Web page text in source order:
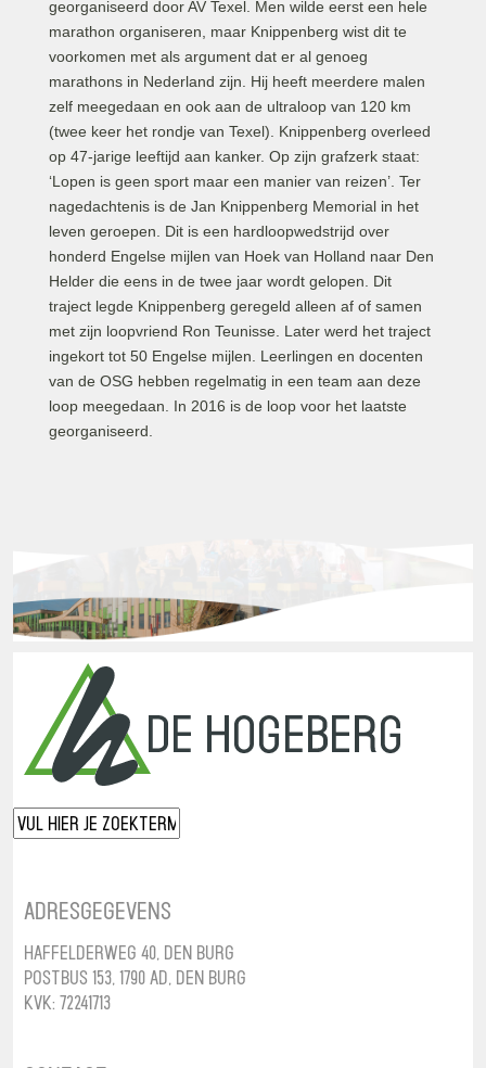
georganiseerd door AV Texel. Men wilde eerst een hele
marathon organiseren, maar Knippenberg wist dit te
voorkomen met als argument dat er al genoeg
marathons in Nederland zijn. Hij heeft meerdere malen
zelf meegedaan en ook aan de ultraloop van 120 km
(twee keer het rondje van Texel). Knippenberg overleed
op 47-jarige leeftijd aan kanker. Op zijn grafzerk staat:
‘Lopen is geen sport maar een manier van reizen’. Ter
nagedachtenis is de Jan Knippenberg Memorial in het
leven geroepen. Dit is een hardloopwedstrijd over
honderd Engelse mijlen van Hoek van Holland naar Den
Helder die eens in de twee jaar wordt gelopen. Dit
traject legde Knippenberg geregeld alleen af of samen
met zijn loopvriend Ron Teunisse. Later werd het traject
ingekort tot 50 Engelse mijlen. Leerlingen en docenten
van de OSG hebben regelmatig in een team aan deze
loop meegedaan. In 2016 is de loop voor het laatste
georganiseerd.
Adresgegevens
Haffelderweg 40, Den Burg
Postbus 153, 1790 AD, Den Burg
KvK: 72241713